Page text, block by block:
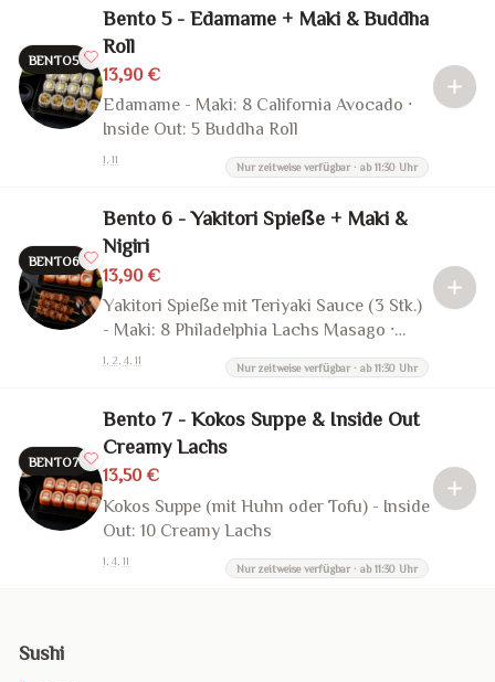
BENTO5
Bento 5 - Edamame + Maki & Buddha
Roll
13,90 €
Edamame - Maki: 8 California Avocado ·
Inside Out: 5 Buddha Roll
1, 11
Nur zeitweise verfügbar · ab 11:30 Uhr
BENTO6
Bento 6 - Yakitori Spieße + Maki &
Nigiri
13,90 €
Yakitori Spieße mit Teriyaki Sauce (3 Stk.)
- Maki: 8 Philadelphia Lachs Masago ·
Nigiri: 1 Aal, 1 Ebi
1, 2, 4, 11
Nur zeitweise verfügbar · ab 11:30 Uhr
BENTO7
Bento 7 - Kokos Suppe & Inside Out
Creamy Lachs
13,50 €
Kokos Suppe (mit Huhn oder Tofu) - Inside
Out: 10 Creamy Lachs
1, 4, 11
Nur zeitweise verfügbar · ab 11:30 Uhr
Sushi